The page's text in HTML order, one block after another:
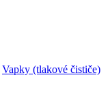
Vapky (tlakové čističe)